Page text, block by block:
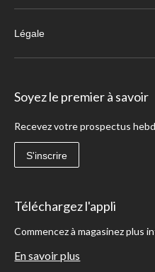
Légale
Soyez le premier à savoir
Recevez votre prospectus
S'inscrire
Téléchargez l'appli
Commencez à magasinez plus
En savoir plus